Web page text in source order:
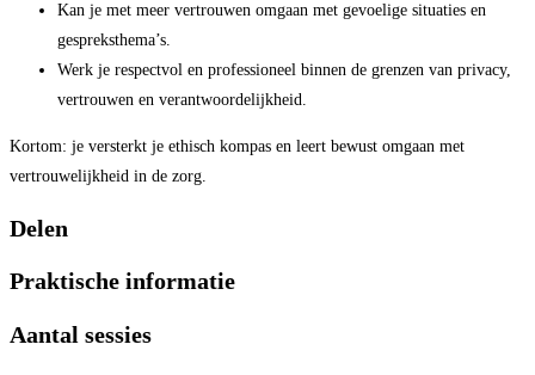
Kan je met meer vertrouwen omgaan met gevoelige situaties en
gespreksthema’s.
Werk je respectvol en professioneel binnen de grenzen van privacy,
vertrouwen en verantwoordelijkheid.
Kortom: je versterkt je ethisch kompas en leert bewust omgaan met
vertrouwelijkheid in de zorg.
Delen
Praktische informatie
Aantal sessies